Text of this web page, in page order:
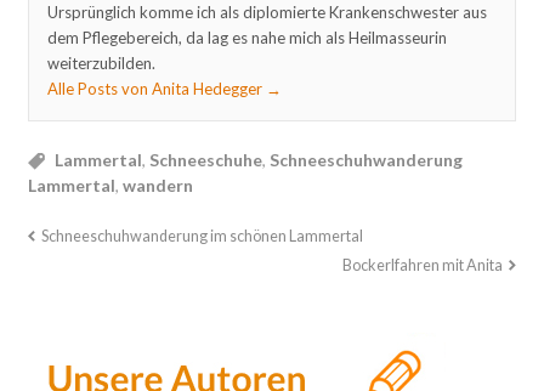
Ursprünglich komme ich als diplomierte Krankenschwester aus
dem Pflegebereich, da lag es nahe mich als Heilmasseurin
weiterzubilden.
Alle Posts von Anita Hedegger →
Lammertal, Schneeschuhe, Schneeschuhwanderung
Lammertal, wandern
Schneeschuhwanderung im schönen Lammertal
Bockerlfahren mit Anita